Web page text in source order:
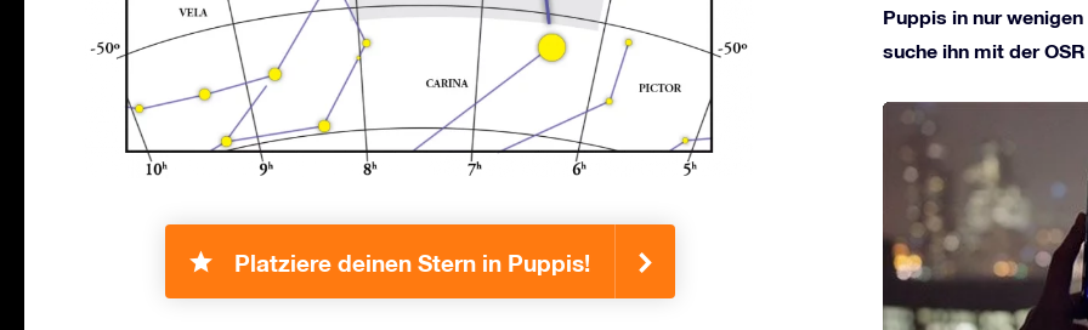
Platziere deinen Stern in Puppis!
Puppis in nur
suche ihn mit der